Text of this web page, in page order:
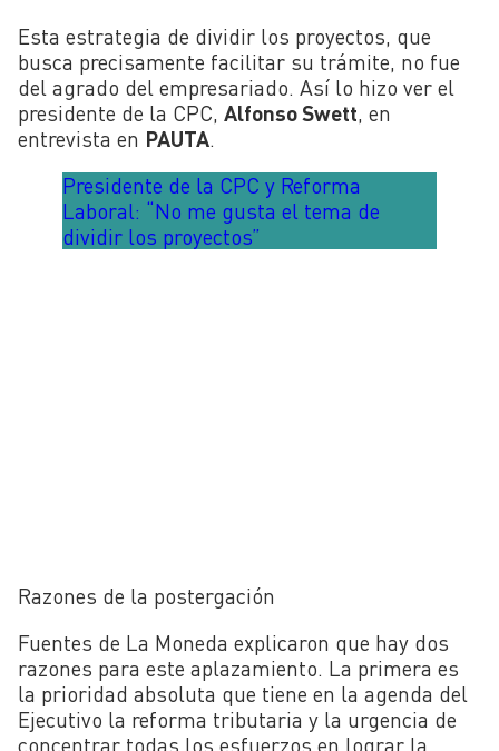
Esta estrategia de dividir los proyectos, que
busca precisamente facilitar su trámite, no fue
del agrado del empresariado. Así lo hizo ver el
presidente de la CPC, Alfonso Swett, en
entrevista en PAUTA.
Presidente de la CPC y Reforma
Laboral: “No me gusta el tema de
dividir los proyectos”
Razones de la postergación
Fuentes de La Moneda explicaron que hay dos
razones para este aplazamiento. La primera es
la prioridad absoluta que tiene en la agenda del
Ejecutivo la reforma tributaria y la urgencia de
concentrar todas los esfuerzos en lograr la